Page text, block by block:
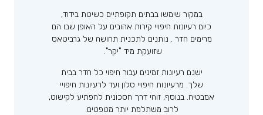
במקור שימשו בבתים תקופתיים כשיטת בידוד,
כיום רעיונות חיפויי קירות אהובים על האופן שבו הם
מרימים חדר . נותנים לתכנית תחושה של גרביטאס
שזועקת מיד "יקר".
ישנם רעיונות זמינים עבור חיפוי כל חדר בבית
שלך. מרעיונות חיפויי סלון ועד לרעיונות חיפויי
אמבטיה. בנוסף, זוהי דרך חסכונית להפתיע לקישוט,
לרוב משתלמת יותר מטפטים.